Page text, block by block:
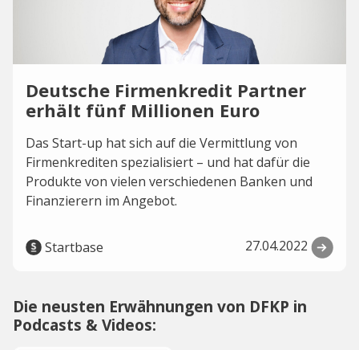
Deutsche Firmenkredit Partner
erhält fünf Millionen Euro
Das Start-up hat sich auf die Vermittlung von
Firmenkrediten spezialisiert – und hat dafür die
Produkte von vielen verschiedenen Banken und
Finanzierern im Angebot.
Startbase 27.04.2022
Die neusten Erwähnungen von DFKP in
Podcasts & Videos: